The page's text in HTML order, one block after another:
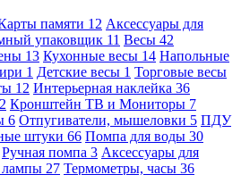
памяти 12 Аксессуары для
упаковщик 11 Весы 42
13 Кухонные весы 14 Напольные
1 Детские весы 1 Торговые весы
12 Интерьерная наклейка 36
Кронштейн ТВ и Мониторы 7
6 Отпугиватели, мышеловки 5 ПДУ
штуки 66 Помпа для воды 30
Ручная помпа 3 Аксессуары для
лампы 27 Термометры, часы 36